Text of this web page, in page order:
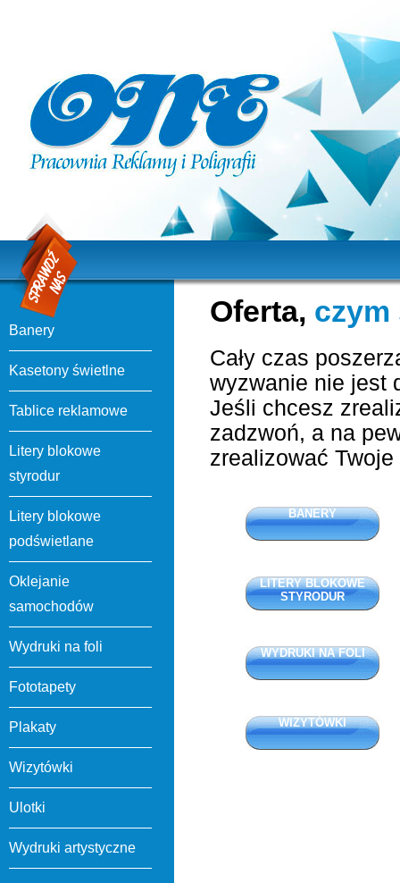
Banery
Kasetony świetlne
Tablice reklamowe
Litery blokowe
styrodur
Litery blokowe
podświetlane
Oklejanie
samochodów
Wydruki na foli
Fototapety
Plakaty
Wizytówki
Ulotki
Wydruki artystyczne
Oferta, czym
Cały czas
wyzwanie nie jest
Jeśli chcesz
zadzwoń, a na
zrealizować
BANERY
LITERY BLOKOWE
STYRODUR
WYDRUKI NA FOLI
WIZYTÓWKI